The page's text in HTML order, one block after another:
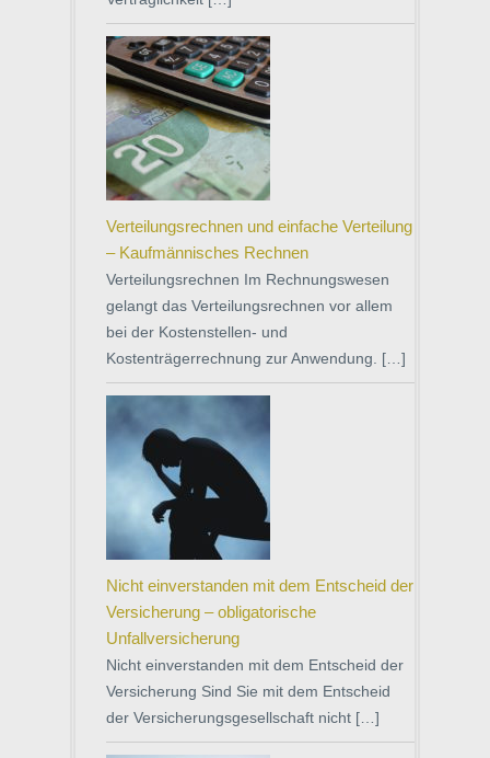
Verteilungsrechnen und einfache Verteilung
– Kaufmännisches Rechnen
Verteilungsrechnen Im Rechnungswesen
gelangt das Verteilungsrechnen vor allem
bei der Kostenstellen- und
Kostenträgerrechnung zur Anwendung. […]
Nicht einverstanden mit dem Entscheid der
Versicherung – obligatorische
Unfallversicherung
Nicht einverstanden mit dem Entscheid der
Versicherung Sind Sie mit dem Entscheid
der Versicherungsgesellschaft nicht […]